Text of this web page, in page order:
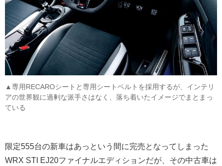
▲専用RECAROシートと専用シートベルトを採用するが、インテリ
アの世界観に過剰な派手さはなく、落ち着いたイメージでまとまっ
ている
限定555台の新車はあっという間に完売となってしまった
WRX STI EJ20ファイナルエディションだが、その中古車は